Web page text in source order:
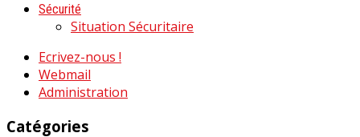
Sécurité
Situation Sécuritaire
Ecrivez-nous !
Webmail
Administration
Catégories